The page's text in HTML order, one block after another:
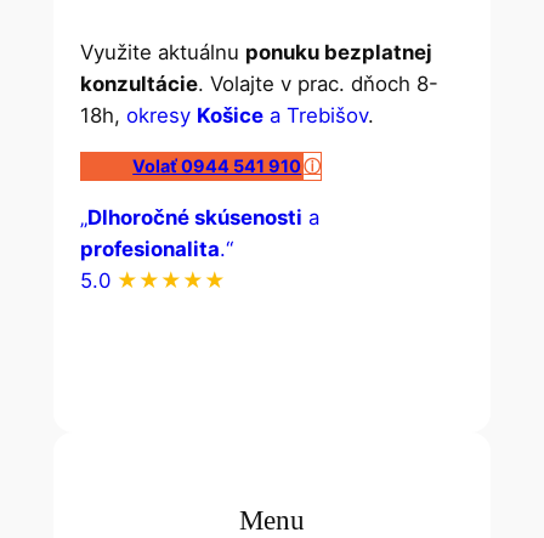
Využite aktuálnu ponuku bezplatnej
konzultácie. Volajte v prac. dňoch 8-
18h,okresy Košice a Trebišov.
Volať 0944 541 910ⓘ
„Dlhoročné skúsenosti a
profesionalita.“
5.0 ★★★★★
Menu